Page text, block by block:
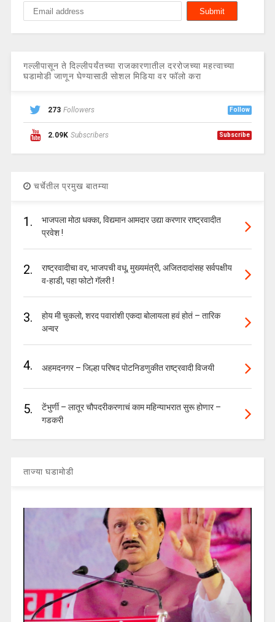
गल्लीपासून ते दिल्लीपर्यंतच्या राजकारणातील दररोजच्या महत्वाच्या
घडामोडी जाणून घेण्यासाठी सोशल मिडिया वर फॉलो करा
273 Followers Follow
2.09K Subscribers Subscribe
चर्चेतील प्रमुख बातम्या
1.
भाजपला मोठा धक्का, विद्यमान आमदार उद्या करणार राष्ट्रवादीत
प्रवेश !
2.
राष्ट्रवादीचा वर, भाजपची वधू, मुख्यमंत्री, अजितदादांसह सर्वपक्षीय
व-हाडी, पहा फोटो गॅलरी !
3.
होय मी चुकलो, शरद पवारांशी एकदा बोलायला हवं होतं – तारिक
अन्वर
4. अहमदनगर – जिल्हा परिषद पोटनिडणुकीत राष्ट्रवादी विजयी
5.
टेंभुर्णी – लातूर चौपदरीकरणाचं काम महिन्याभरात सुरू होणार –
गडकरी
ताज्या घडामोडी